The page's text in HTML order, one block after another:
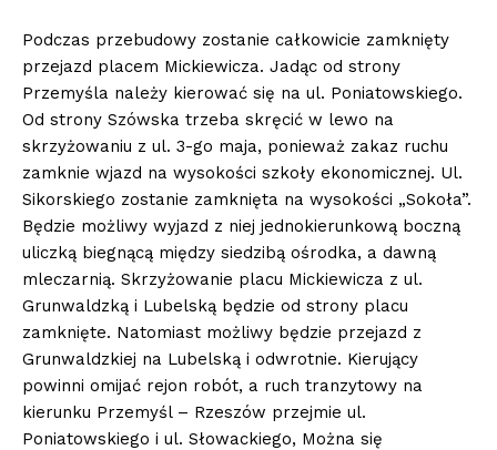
Podczas przebudowy zostanie całkowicie zamknięty
przejazd placem Mickiewicza. Jadąc od strony
Przemyśla należy kierować się na ul. Poniatowskiego.
Od strony Szówska trzeba skręcić w lewo na
skrzyżowaniu z ul. 3-go maja, ponieważ zakaz ruchu
zamknie wjazd na wysokości szkoły ekonomicznej. Ul.
Sikorskiego zostanie zamknięta na wysokości „Sokoła”.
Będzie możliwy wyjazd z niej jednokierunkową boczną
uliczką biegnącą między siedzibą ośrodka, a dawną
mleczarnią. Skrzyżowanie placu Mickiewicza z ul.
Grunwaldzką i Lubelską będzie od strony placu
zamknięte. Natomiast możliwy będzie przejazd z
Grunwaldzkiej na Lubelską i odwrotnie. Kierujący
powinni omijać rejon robót, a ruch tranzytowy na
kierunku Przemyśl – Rzeszów przejmie ul.
Poniatowskiego i ul. Słowackiego, Można się